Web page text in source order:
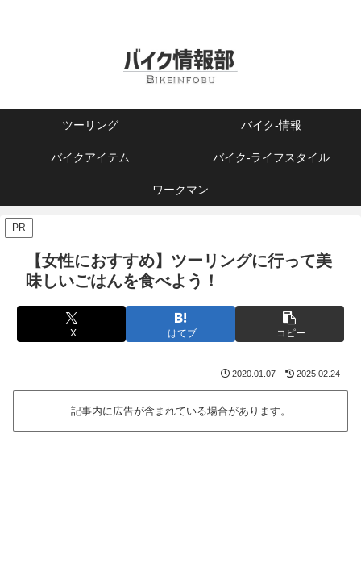
ツーリング バイク-情報
バイクアイテム バイク-ライフスタイル
ワークマン
PR
【女性におすすめ】ツーリングに行って美
味しいごはんを食べよう！
X はてブ コピー
2020.01.07 2025.02.24
記事内に広告が含まれている場合があります。